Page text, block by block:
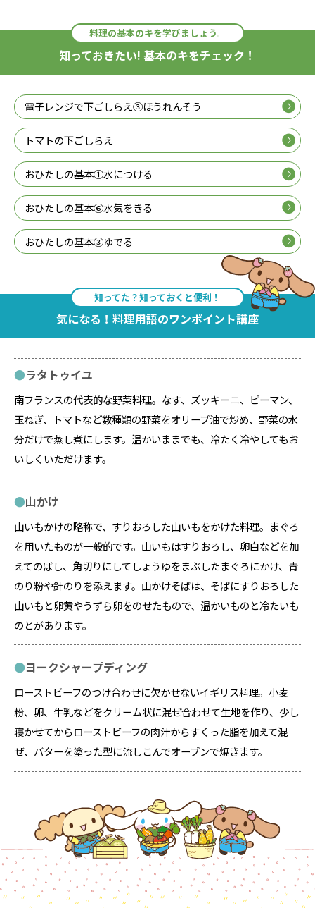
料理の基本のキを学びましょう。
知っておきたい! 基本のキをチェック！
電子レンジで下ごしらえ③ほうれんそう
トマトの下ごしらえ
おひたしの基本①水につける
おひたしの基本⑥水気をきる
おひたしの基本③ゆでる
知ってた？知っておくと便利！
気になる！料理用語のワンポイント講座
ラタトゥイユ
南フランスの代表的な野菜料理。なす、ズッキーニ、ピーマン、
玉ねぎ、トマトなど数種類の野菜をオリーブ油で炒め、野菜の水
分だけで蒸し煮にします。温かいままでも、冷たく冷やしてもお
いしくいただけます。
山かけ
山いもかけの略称で、すりおろした山いもをかけた料理。まぐろ
を用いたものが一般的です。山いもはすりおろし、卵白などを加
えてのばし、角切りにしてしょうゆをまぶしたまぐろにかけ、青
のり粉や針のりを添えます。山かけそばは、そばにすりおろした
山いもと卵黄やうずら卵をのせたもので、温かいものと冷たいも
のとがあります。
ヨークシャープディング
ローストビーフのつけ合わせに欠かせないイギリス料理。小麦
粉、卵、牛乳などをクリーム状に混ぜ合わせて生地を作り、少し
寝かせてからローストビーフの肉汁からすくった脂を加えて混
ぜ、バターを塗った型に流しこんでオーブンで焼きます。